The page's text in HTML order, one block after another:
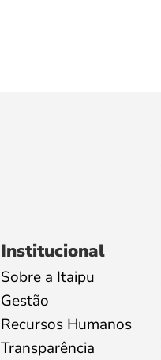
Institucional
Sobre a Itaipu
Gestão
Recursos Humanos
Transparência